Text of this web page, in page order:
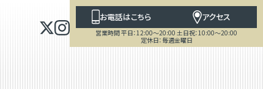
お電話はこちら アクセス
営業時間 平日：12:00～20:00 土日祝：10:00～20:00
定休日：毎週金曜日